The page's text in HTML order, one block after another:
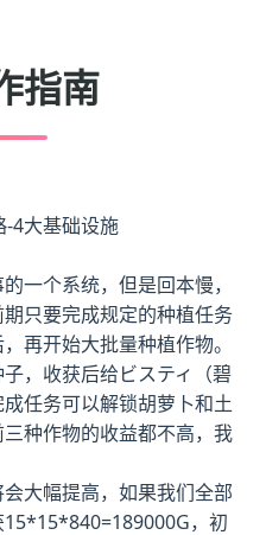
指南
4大基础设施
一个系统，但是回本慢，
只要完成规定的种植任务
再开始大批量种植作物。
，收获后给ビスティ（碧
任务可以解锁胡萝卜和土
种作物的收益都不高，我
大幅提高，如果我们全部
，初